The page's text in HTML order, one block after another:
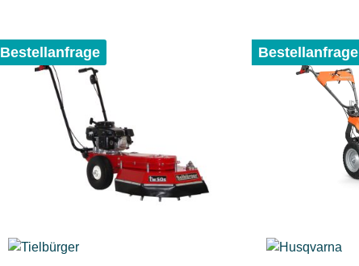
Bestellanfrage Bestellanfrage